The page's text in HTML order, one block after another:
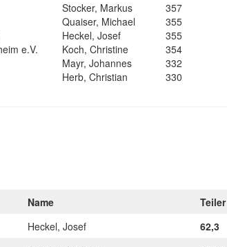
e.V.
Stocker, Markus
Quaiser, Michael
Heckel, Josef
Koch, Christine
Mayr, Johannes
Herb, Christian
357
355
355
354
332
330
Name
Teiler
Heckel, Josef
62,3